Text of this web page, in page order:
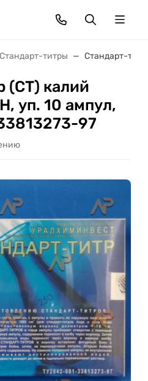
Стандарт-титры Стандарт-
(СТ) калий
уп. 10 ампул,
97